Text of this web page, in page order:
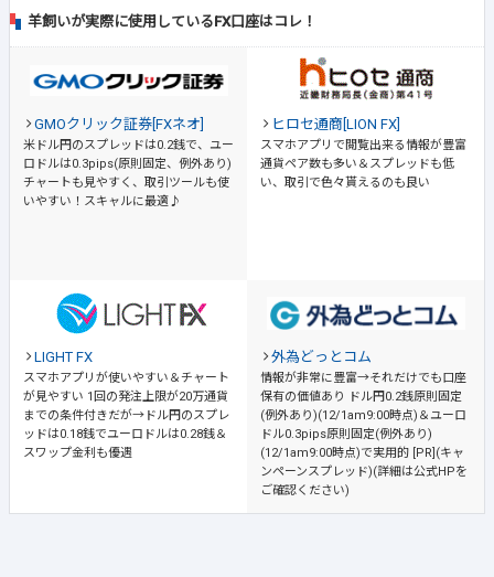
羊飼いが実際に使用しているFX口座はコレ！
GMOクリック証券[FXネオ]
米ドル円のスプレッドは0.2銭で、ユー
ロドルは0.3pips(原則固定、例外あり)
チャートも見やすく、取引ツールも使
いやすい！スキャルに最適♪
ヒロセ通商[LION FX]
スマホアプリで閲覧出来る情報が豊富
通貨ペア数も多い＆スプレッドも低
い、取引で色々貰えるのも良い
LIGHT FX
スマホアプリが使いやすい＆チャート
が見やすい 1回の発注上限が20万通貨
までの条件付きだが→ドル円のスプレ
ッドは0.18銭でユーロドルは0.28銭＆
スワップ金利も優遇
外為どっとコム
情報が非常に豊富→それだけでも口座
保有の価値あり
ドル円0.2銭原則固定
(例外あり)(12/1am9:00時点)＆ユーロ
ドル0.3pips原則固定(例外あり)
(12/1am9:00時点)で実用的 [PR](キャ
ンペーンスプレッド)(詳細は公式HPを
ご確認ください)